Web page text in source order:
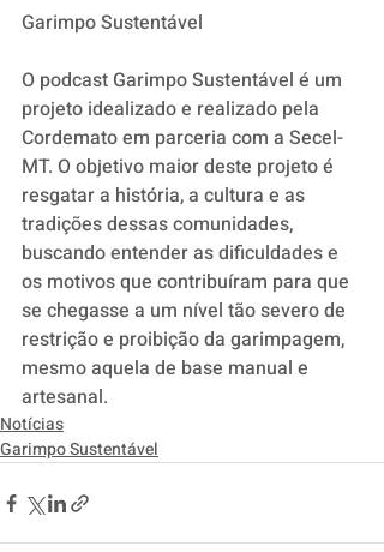
Garimpo Sustentável
O podcast Garimpo Sustentável é um
projeto idealizado e realizado pela
Cordemato em parceria com a Secel-
MT. O objetivo maior deste projeto é
resgatar a história, a cultura e as
tradições dessas comunidades,
buscando entender as dificuldades e
os motivos que contribuíram para que
se chegasse a um nível tão severo de
restrição e proibição da garimpagem,
mesmo aquela de base manual e
artesanal.
Notícias
Garimpo Sustentável